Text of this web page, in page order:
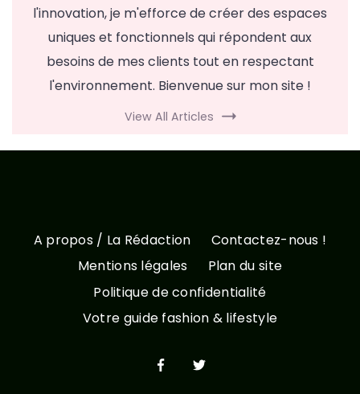
l'innovation, je m'efforce de créer des espaces
uniques et fonctionnels qui répondent aux
besoins de mes clients tout en respectant
l'environnement. Bienvenue sur mon site !
View All Articles
A propos / La Rédaction
Contactez-nous !
Mentions légales
Plan du site
Politique de confidentialité
Votre guide fashion & lifestyle